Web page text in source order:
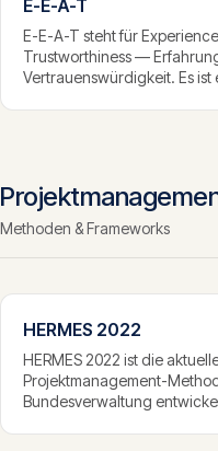
E-E-A-T
E-E-A-T steht für
Trustworthiness —
Vertrauenswürdigkeit. Es ist
Methoden & Frameworks
HERMES 2022
HERMES 2022 ist die
Projektmanagement-
Bundesverwaltung